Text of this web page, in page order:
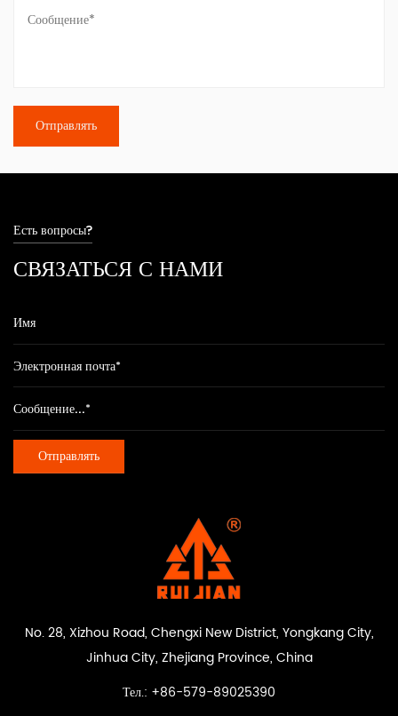
Есть вопросы?
СВЯЗАТЬСЯ С НАМИ
No. 28, Xizhou Road, Chengxi New District, Yongkang City,
Jinhua City, Zhejiang Province, China
Тел.: +86-579-89025390